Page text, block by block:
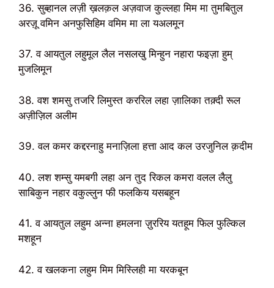
36. सुब्हानल लज़ी ख़लक़ल अज़वाज कुल्लहा मिम मा तुमबितुल
अरज़ू वमिन अनफुसिहिम वमिम मा ला यअलमून
37. व आयतुल लहुमूल लैल नसलखु मिन्हुन नहारा फइज़ा हुम्
मुजलिमून
38. वश शमसु तजरि लिमुस्त कररिल लहा ज़ालिका तक़्दी रूल
अज़ीज़िल अलीम
39. वल कमर कद्दरनाहु मनाज़िला हत्ता आद कल उरजुनिल क़दीम
40. लश शम्सु यमबगी लहा अन तुद रिकल कमरा वलल लैलु
साबिकुन नहार वकुल्लुन फी फलकिय यसबहून
41. व आयतुल लहुम अन्ना हमलना ज़ुररिय यतहूम फिल फुल्किल
मशहून
42. व खलकना लहुम मिम मिस्लिही मा यरकबून